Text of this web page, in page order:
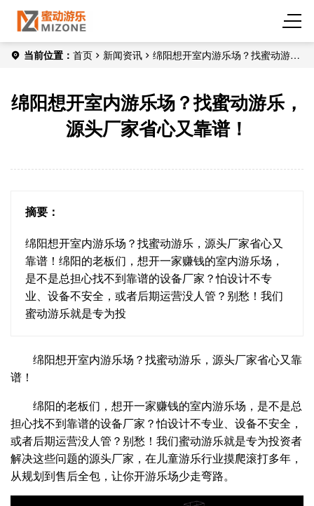
当前位置： 首页 新闻资讯
绵阳想开室内游乐场？找蜜动游
绵阳想开室内游乐场？找蜜动游乐，
源头厂家省心又靠谱！
摘要：
绵阳想开室内游乐场？找蜜动游乐，源头厂家省心又
靠谱！绵阳的老板们，想开一家赚钱的室内游乐场，
是不是总担心找不到靠谱的设备厂家？怕设计不专
业、设备不安全，或者后期运营没人管？别愁！我们
蜜动游乐就是专为投
绵阳想开室内游乐场？找蜜动游乐，源头厂家省心又靠
谱！
绵阳的老板们，想开一家赚钱的室内游乐场，是不是总
担心找不到靠谱的设备厂家？怕设计不专业、设备不安全，
或者后期运营没人管？别愁！我们蜜动游乐就是专为投资者
解决这些问题的源头厂家，在儿童游乐行业摸爬滚打多年，
从规划到售后全包，让你开游乐场少走弯路。